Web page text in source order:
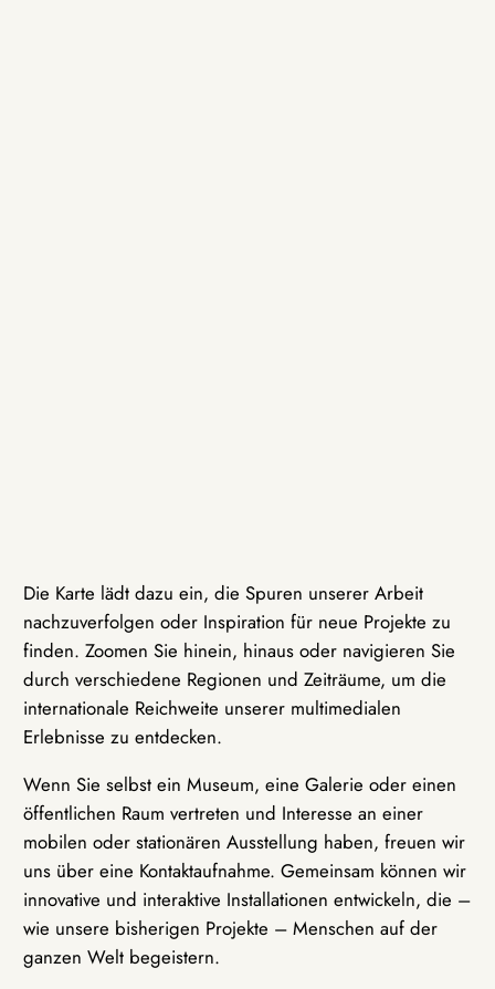
Die Karte lädt dazu ein, die Spuren unserer Arbeit
nachzuverfolgen oder Inspiration für neue Projekte zu
finden. Zoomen Sie hinein, hinaus oder navigieren Sie
durch verschiedene Regionen und Zeiträume, um die
internationale Reichweite unserer multimedialen
Erlebnisse zu entdecken.
Wenn Sie selbst ein Museum, eine Galerie oder einen
öffentlichen Raum vertreten und Interesse an einer
mobilen oder stationären Ausstellung haben, freuen wir
uns über eine Kontaktaufnahme. Gemeinsam können wir
innovative und interaktive Installationen entwickeln, die –
wie unsere bisherigen Projekte – Menschen auf der
ganzen Welt begeistern.